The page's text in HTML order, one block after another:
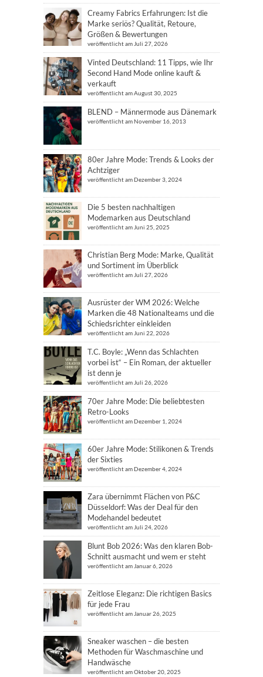
Creamy Fabrics Erfahrungen: Ist die
Marke seriös? Qualität, Retoure,
Größen & Bewertungen
veröffentlicht am Juli 27, 2026
Vinted Deutschland: 11 Tipps, wie Ihr
Second Hand Mode online kauft &
verkauft
veröffentlicht am August 30, 2025
BLEND – Männermode aus Dänemark
veröffentlicht am November 16, 2013
80er Jahre Mode: Trends & Looks der
Achtziger
veröffentlicht am Dezember 3, 2024
Die 5 besten nachhaltigen
Modemarken aus Deutschland
veröffentlicht am Juni 25, 2025
Christian Berg Mode: Marke, Qualität
und Sortiment im Überblick
veröffentlicht am Juli 27, 2026
Ausrüster der WM 2026: Welche
Marken die 48 Nationalteams und die
Schiedsrichter einkleiden
veröffentlicht am Juni 22, 2026
T.C. Boyle: „Wenn das Schlachten
vorbei ist“ – Ein Roman, der aktueller
ist denn je
veröffentlicht am Juli 26, 2026
70er Jahre Mode: Die beliebtesten
Retro-Looks
veröffentlicht am Dezember 1, 2024
60er Jahre Mode: Stilikonen & Trends
der Sixties
veröffentlicht am Dezember 4, 2024
Zara übernimmt Flächen von P&C
Düsseldorf: Was der Deal für den
Modehandel bedeutet
veröffentlicht am Juli 24, 2026
Blunt Bob 2026: Was den klaren Bob-
Schnitt ausmacht und wem er steht
veröffentlicht am Januar 6, 2026
Zeitlose Eleganz: Die richtigen Basics
für jede Frau
veröffentlicht am Januar 26, 2025
Sneaker waschen – die besten
Methoden für Waschmaschine und
Handwäsche
veröffentlicht am Oktober 20, 2025